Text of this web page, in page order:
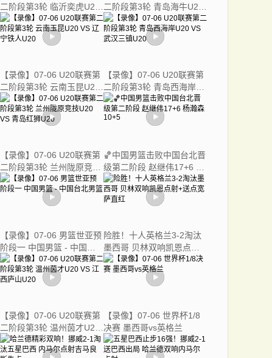
二阶段第3轮 临沂奕虎U20
VS 石家庄功夫U20
二阶段第3轮 青岛海牛U20
VS 南通支云U20
【录像】07-06 U20联赛第
二阶段第3轮 云南玉昆U20
VS 辽宁铁人U20
【录像】07-06 U20联赛第
二阶段第3轮 青岛西海岸
U20 VS 武汉三镇U20
【录像】07-06 U20联赛第
二阶段第3轮 兰州陇原竞技
U20 VS 青岛红狮U20
🏀中国男篮击败中国台北晋
级第二阶段 赵继伟17+6 杨
瀚森10+5
【录像】07-06 男篮世亚预
阶段一 中国男篮 - 中国台
北男篮
险胜！十人英格兰3-2淘汰
墨西哥 贝林双响凯恩点射
+送点宽萨直红
【录像】07-06 U20联赛第
二阶段第3轮 温州茵才U20
VS 江西庐山U20
【录像】07-06 世界杯1/8
决赛 墨西哥vs英格兰